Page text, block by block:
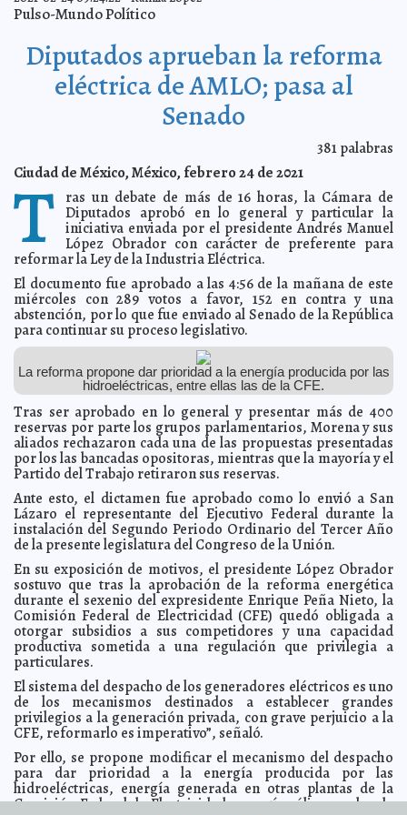
2021-03-15 18:47:23 Clausuran más establecimientos por incumplir con las
2021-03-14 20:08:19 Fito Páez, Natalia Lafourcade y Grupo Niche, algunos
de los latinos que ganaron un Grammy
2021-03-14 19:57:16 El alcalde Renán Barrera destaca la aportación cultural,
gastronómica, social y económica de la comunidad libanesa en
establecimientos de comida en Mérida por incumplir con
disposiciones sanitarias Laura Aldama
Seis de cada diez colaboradores se sienten más
productivos trabajando desde casa A7
2021-03-11 10:27:53 Mariguana ya podrá tener uso recreativo; por cambios,
el dictamen regresará al Senado Jorge Armando León Borges
2021-03-11 08:39:07 El IX Simposio sobre Patrimonio Cultural de Mérida “De
epidemias y otros males” llega a mayor número de personas en su
formato digital Laura Aldama
2021-03-09 10:19:28 Gasolina alcanza su precio más alto en cinco añosc
Javier W. López Madera
2021-03-09 10:07:45 Diputados aprueban en Comisiones uso lúdico de la
mariguana
2021-03-09 09:34:39 AMLO presume que muro en Palacio Nacional evitó
actos vandálicos Carmen Alicia Briceño Sánchez
2021-03-09 09:26:10 "¡Ni una más, ni una asesinada más!", claman miles de
mujeres Kamila López
2021-03-09 08:58:02 Inicia IMSS Yucatán vacunación COVID-19 en adultos
mayores de Tixkokob y Progreso Laura Aldama
2021-03-06 19:01:18 Ayuntamiento y División Infra Médica del Sur unen
esfuerzos a favor de la población vulnerable Claudia Sofía Gómez Infante
2021-03-06 18:56:11 Tres de cada cinco mujeres en México viven en
situación de violencia Laura Aldama
2021-03-06 18:51:04 Agenda Género y Energía 2021, un espacio que
reconoce el trabajo de la mujer en el sector energético Kamila López
2021-03-05 07:58:59 Ernesto Sonda, reconocido líder ferrocarrilero se suma
a Fuerza por México A7
2021-03-05 07:22:16 Pide AMLO regresar a clases presenciales en
Campeche, después de vacaciones de Semana Santa A7
2021-03-04 14:41:37 Mejorará la presión del agua en colonias del sur de
Mérida Laura Aldama
2021-03-04 10:34:19 Congreso aprueba subir el salario mínimo cada año
por encima de la inflación Jorge Armando León Borges
2021-03-03 10:51:00 El Ayuntamiento alcanza la meta de sembrar 100 mil
árboles en esta administración Kamila López
2021-03-03 09:41:35 ¿Qué implica Reforma a la Ley de la Industria Eléctrica
aprobada por el Senado? A7
2021-03-01 20:02:29 OPINIÓN: "Esclavos de los changos" A7
Pulso-Mundo Político
Diputados aprueban la reforma
eléctrica de AMLO; pasa al
Senado
381palabras
Ciudad de México, México, febrero 24 de 2021
T ras un debate de más de 16 horas, la Cámara de
Diputados aprobó en lo general y particular la
iniciativa enviada por el presidente Andrés Manuel
López Obrador con carácter de preferente para
reformar la Ley de la Industria Eléctrica.
El documento fue aprobado a las 4:56 de la mañana de este
miércoles con 289 votos a favor, 152 en contra y una
abstención, por lo que fue enviado al Senado de la República
para continuar su proceso legislativo.
La reforma propone dar prioridad a la energía producida por las
hidroeléctricas, entre ellas las de la CFE.
Tras ser aprobado en lo general y presentar más de 400
reservas por parte los grupos parlamentarios, Morena y sus
aliados rechazaron cada una de las propuestas presentadas
por los las bancadas opositoras, mientras que la mayoría y el
Partido del Trabajo retiraron sus reservas.
Ante esto, el dictamen fue aprobado como lo envió a San
Lázaro el representante del Ejecutivo Federal durante la
instalación del Segundo Periodo Ordinario del Tercer Año
de la presente legislatura del Congreso de la Unión.
En su exposición de motivos, el presidente López Obrador
sostuvo que tras la aprobación de la reforma energética
durante el sexenio del expresidente Enrique Peña Nieto, la
Comisión Federal de Electricidad (CFE) quedó obligada a
otorgar subsidios a sus competidores y una capacidad
productiva sometida a una regulación que privilegia a
particulares.
El sistema del despacho de los generadores eléctricos es uno
de los mecanismos destinados a establecer grandes
privilegios a la generación privada, con grave perjuicio a la
CFE, reformarlo es imperativo”, señaló.
Por ello, se propone modificar el mecanismo del despacho
para dar prioridad a la energía producida por las
hidroeléctricas, energía generada en otras plantas de la
Comisión Federal de Electricidad, energía eólica o solar de